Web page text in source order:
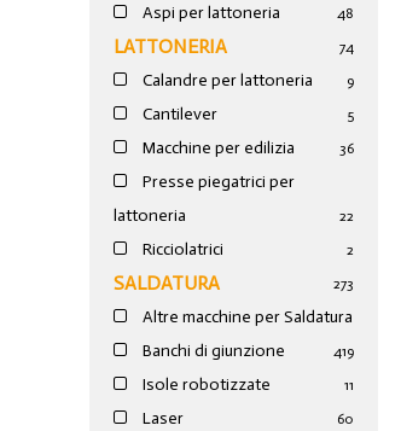
Aspi per lattoneria 48
LATTONERIA 74
Calandre per lattoneria 9
Cantilever 5
Macchine per edilizia 36
Presse piegatrici per
lattoneria
22
Ricciolatrici 2
SALDATURA 273
Altre macchine per Saldatura
19
Banchi di giunzione 4
Isole robotizzate 11
Laser 60